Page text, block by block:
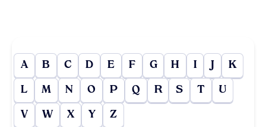
A B C D E F G H I J K
L M N O P Q R S T U
V W X Y Z